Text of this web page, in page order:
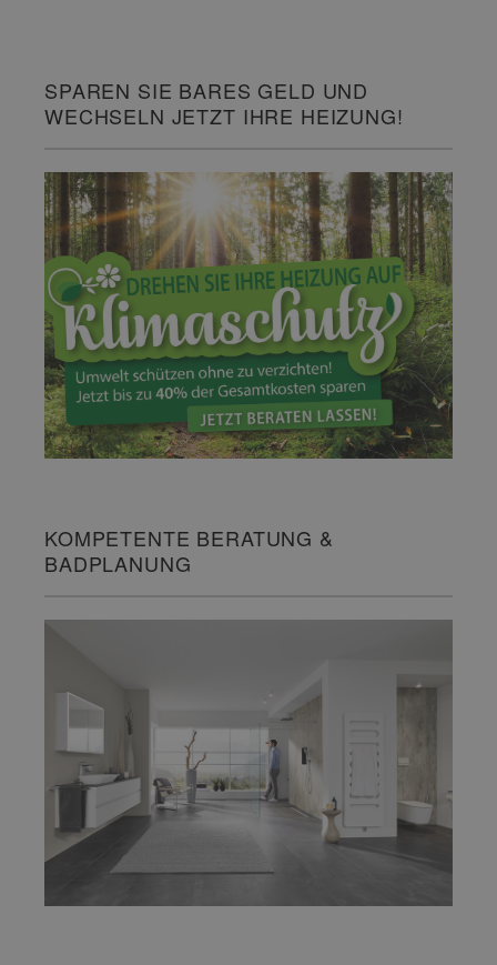
SPAREN SIE BARES GELD UND
WECHSELN JETZT IHRE HEIZUNG!
KOMPETENTE BERATUNG &
BADPLANUNG